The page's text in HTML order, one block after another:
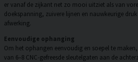
er vanaf de zijkant net zo mooi uitziet als van
doekspanning, zuivere lijnen en nauwkeurige
afwerking.
Eenvoudige ophanging
Om het ophangen eenvoudig en soepel te
van 6–8 CNC-gefreesde sleutelgaten aan de